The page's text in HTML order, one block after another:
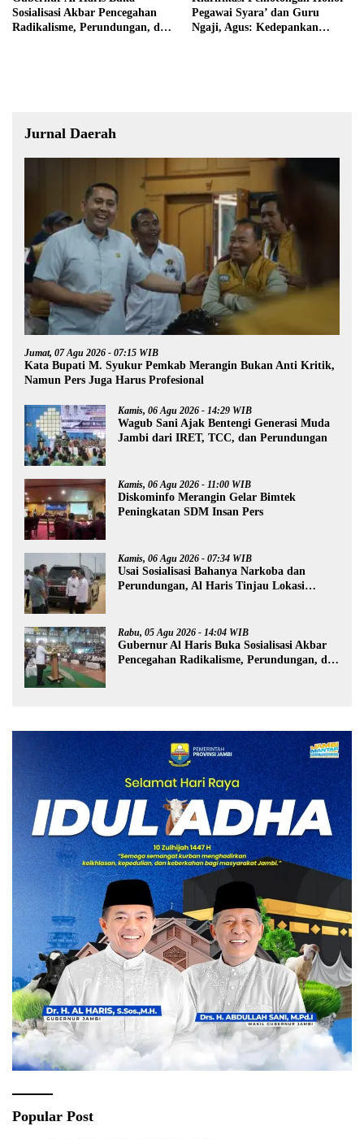
Sosialisasi Akbar Pencegahan
Radikalisme, Perundungan, dan
Pegawai Syara’ dan Guru
Ngaji, Agus: Kedepankan
Jurnal Daerah
Jumat, 07 Agu 2026 - 07:15 WIB
Kata Bupati M. Syukur Pemkab Merangin Bukan Anti Kritik,
Namun Pers Juga Harus Profesional
Kamis, 06 Agu 2026 - 14:29 WIB
Wagub Sani Ajak Bentengi Generasi Muda
Jambi dari IRET, TCC, dan Perundungan
Kamis, 06 Agu 2026 - 11:00 WIB
Diskominfo Merangin Gelar Bimtek
Peningkatan SDM Insan Pers
Kamis, 06 Agu 2026 - 07:34 WIB
Usai Sosialisasi Bahanya Narkoba dan
Perundungan, Al Haris Tinjau Lokasi
Rabu, 05 Agu 2026 - 14:04 WIB
Gubernur Al Haris Buka Sosialisasi Akbar
Pencegahan Radikalisme, Perundungan, dan
Popular Post